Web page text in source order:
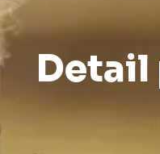
Detail